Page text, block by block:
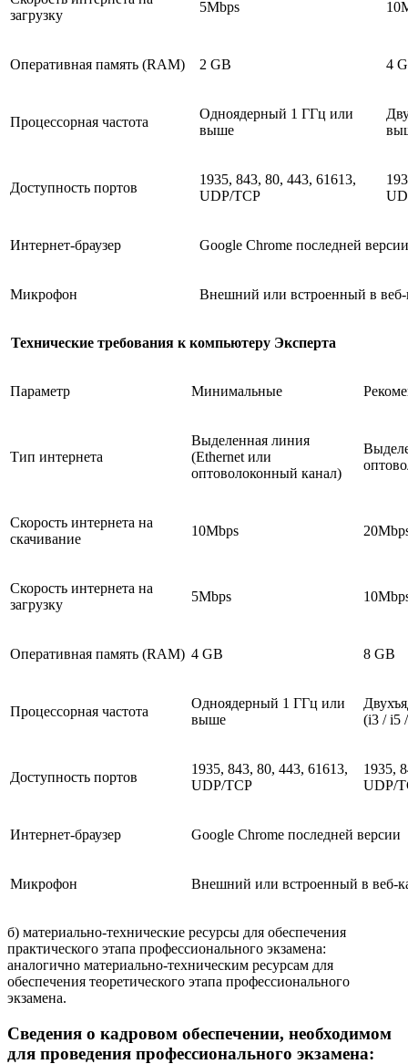
загрузку
5Mbps
Оперативная память (RAM) 2 GB 4
Процессорная частота
Одноядерный 1 ГГц или
выше
Доступность портов
1935, 843, 80, 443, 61613,
UDP/TCP
Интернет-браузер Google Chrome последней версии
Микрофон Внешний или встроенный в веб-
Технические требования к компьютеру Эксперта
Параметр Минимальные
Тип интернета
Выделенная линия
(Ethernet или
оптоволоконный канал)
Скорость интернета на
скачивание
10Mbps
Скорость интернета на
загрузку
5Mbps
Оперативная память (RAM) 4 GB 8 GB
Процессорная частота
Одноядерный 1 ГГц или
выше
(i3 / i5
Доступность портов
1935, 843, 80, 443, 61613,
UDP/TCP
1935,
UDP/
Интернет-браузер Google Chrome последней версии
Микрофон Внешний или встроенный в веб-
б) материально-технические ресурсы для обеспечения
практического этапа профессионального экзамена:
аналогично материально-техническим ресурсам для
обеспечения теоретического этапа профессионального
экзамена.
Сведения о кадровом обеспечении, необходимом
для проведения профессионального экзамена: